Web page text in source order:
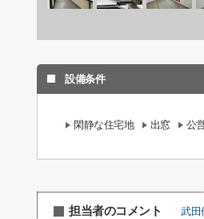
設備条件
閑静な住宅地 出窓 公
担当者のコメント 武田